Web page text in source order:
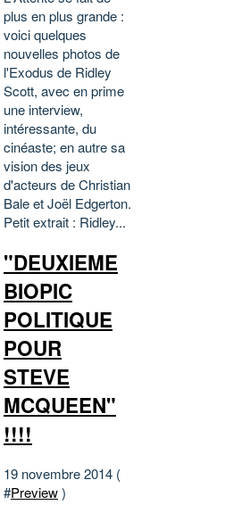
plus en plus grande :
voici quelques
nouvelles photos de
l'Exodus de Ridley
Scott, avec en prime
une interview,
intéressante, du
cinéaste; en autre sa
vision des jeux
d'acteurs de Christian
Bale et Joël Edgerton.
Petit extrait : Ridley...
"DEUXIEME
BIOPIC
POLITIQUE
POUR
STEVE
MCQUEEN"
!!!!
19 novembre 2014 (
#Preview)